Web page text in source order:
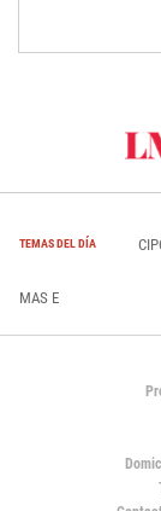
TEMAS DEL DÍA
MAS E